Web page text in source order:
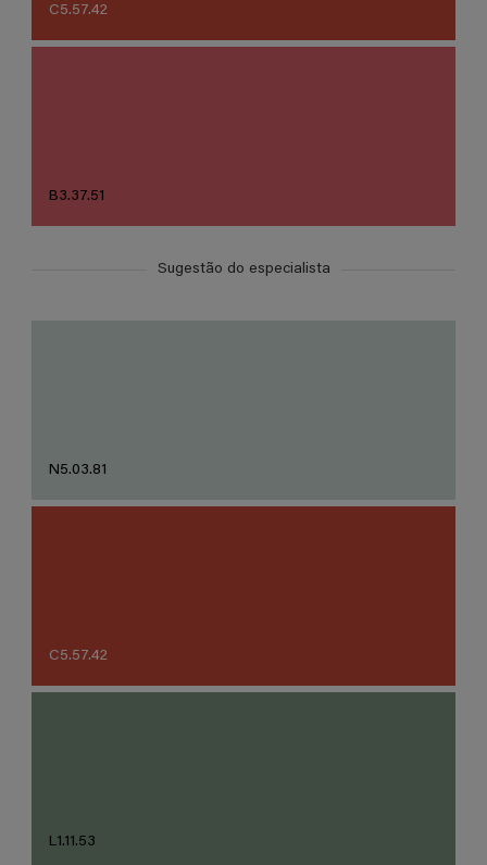
C5.57.42
B3.37.51
Sugestão do especialista
N5.03.81
C5.57.42
L1.11.53